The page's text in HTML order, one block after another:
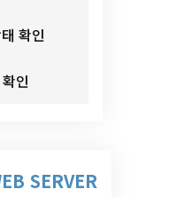
확인
인
SERVER